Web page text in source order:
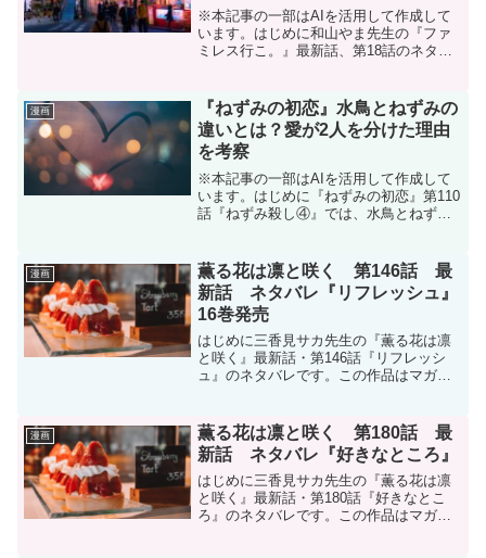
売決定
※本記事の一部はAIを活用して作成して
います。はじめに和山やま先生の『ファ
ミレス行こ。』最新話、第18話のネタバ
月刊コミックビーム 2025年11月号 660
円...
漫画
『ねずみの初恋』水鳥とねずみの
違いとは？愛が2人を分けた理由
を考察
※本記事の一部はAIを活用して作成して
います。はじめに『ねずみの初恋』第110
話『ねずみ殺し④』では、水鳥とねずみ
思っていました。どちらも人を殺してき
た過去を持ち、普通...
漫画
薫る花は凛と咲く 第146話 最
新話 ネタバレ『リフレッシュ』
16巻発売
はじめに三香見サカ先生の『薫る花は凛
と咲く』最新話・第146話『リフレッシ
ュ』のネタバレです。この作品はマガポ
木曜日予定です。現在、コミックスは16
巻まで発売中...
漫画
薫る花は凛と咲く 第180話 最
新話 ネタバレ『好きなところ』
はじめに三香見サカ先生の『薫る花は凛
と咲く』最新話・第180話『好きなとこ
ろ』のネタバレです。この作品はマガポ